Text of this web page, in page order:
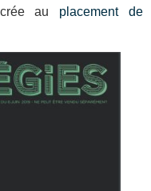
au placement de